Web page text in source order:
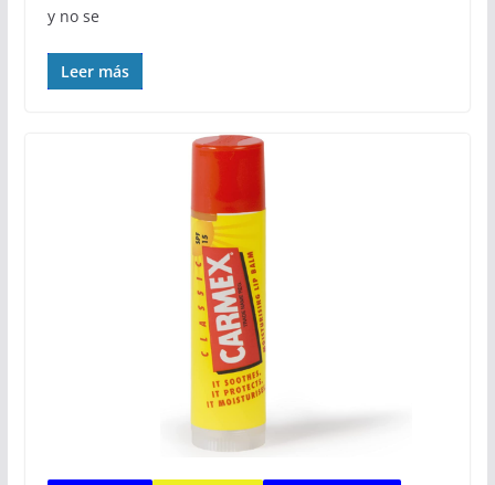
y no se
Leer más